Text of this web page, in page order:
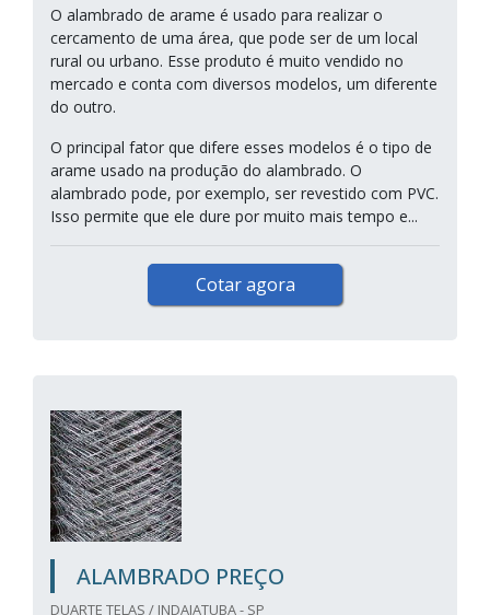
O alambrado de arame é usado para realizar o
cercamento de uma área, que pode ser de um local
rural ou urbano. Esse produto é muito vendido no
mercado e conta com diversos modelos, um diferente
do outro.
O principal fator que difere esses modelos é o tipo de
arame usado na produção do alambrado. O
alambrado pode, por exemplo, ser revestido com PVC.
Isso permite que ele dure por muito mais tempo e...
Cotar agora
ALAMBRADO PREÇO
DUARTE TELAS / INDAIATUBA - SP